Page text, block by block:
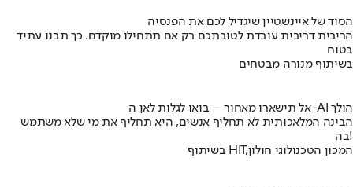
הסוד של איינשטיין שיגדיל לכם את הפנסיה
הריבית דריבית עובדת לטובתכם רק אם תתחילו מוקדם. כך תבנו עתיד
בטוח
בשיתוף מנורה מבטחים
אל תישארו מאחור – בואו לגלות לאן ה-AI הולך
הבינה המלאכותית לא תחליף אנשים, היא תחליף את מי שלא משתמש
בה!
בשיתוף HIT,המכון הטכנולוגי חולון